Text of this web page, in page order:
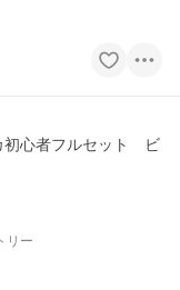
初心者フルセット ビ
リー